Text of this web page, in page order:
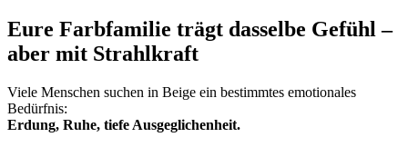
Eure Farbfamilie trägt dasselbe Gefühl –
aber mit Strahlkraft
Viele Menschen suchen in Beige ein bestimmtes emotionales
Bedürfnis:
Erdung, Ruhe, tiefe Ausgeglichenheit.